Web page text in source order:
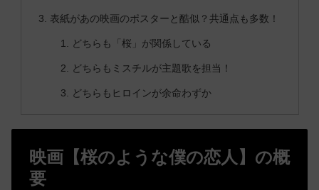
表紙があの映画のポスターと酷似？共通点も多数！
どちらも「桜」が関係している
どちらもミスチルが主題歌を担当！
どちらもヒロインが余命わずか
映画【桜のような僕の恋人】の概
要